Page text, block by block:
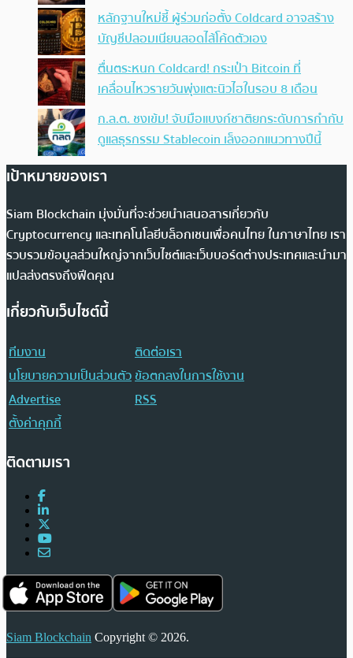
หลักฐานใหม่ชี้ ผู้ร่วมก่อตั้ง Coldcard อาจสร้าง
บัญชีปลอมเนียนสอดไส้โค้ดตัวเอง
ตื่นตระหนก Coldcard! กระเป๋า Bitcoin ที่
เคลื่อนไหวรายวันพุ่งแตะนิวไฮในรอบ 8 เดือน
ก.ล.ต. ชงเข้ม! จับมือแบงก์ชาติยกระดับการกำกับ
ดูแลธุรกรรม Stablecoin เล็งออกแนวทางปีนี้
เป้าหมายของเรา
Siam Blockchain มุ่งมั่นที่จะช่วยนำเสนอสารเกี่ยวกับ
Cryptocurrency และเทคโนโลยีบล็อกเชนเพื่อคนไทย ในภาษาไทย เรา
รวบรวมข้อมูลส่วนใหญ่จากเว็บไซต์และเว็บบอร์ดต่างประเทศและนำมา
แปลส่งตรงถึงฟีดคุณ
เกี่ยวกับเว็บไซต์นี้
ทีมงาน
ติดต่อเรา
นโยบายความเป็นส่วนตัวข้อตกลงในการใช้งาน
Advertise
RSS
ตั้งค่าคุกกี้
ติดตามเรา
Siam Blockchain Copyright © 2026.